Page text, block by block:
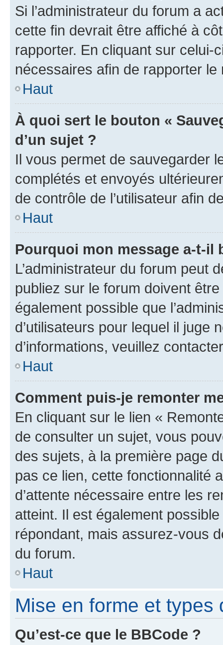
Si l’administrateur du forum a
cette fin devrait être affiché à
rapporter. En cliquant sur
nécessaires afin de rapporter le
Haut
À quoi sert le bouton «
d’un sujet ?
Il vous permet de sauvegarder
complétés et envoyés
de contrôle de l’utilisateur afin
Haut
Pourquoi mon message a-t-il
L’administrateur du forum peut
publiez sur le forum doivent
également possible que
d’utilisateurs pour lequel il juge
d’informations, veuillez
Haut
Comment puis-je remonter
En cliquant sur le lien «
de consulter un sujet, vous
des sujets, à la première page
pas ce lien, cette fonctionnalité
d’attente nécessaire entre les
atteint. Il est également
répondant, mais assurez-vous
du forum.
Haut
Mise en forme et types
Qu’est-ce que le BBCode ?